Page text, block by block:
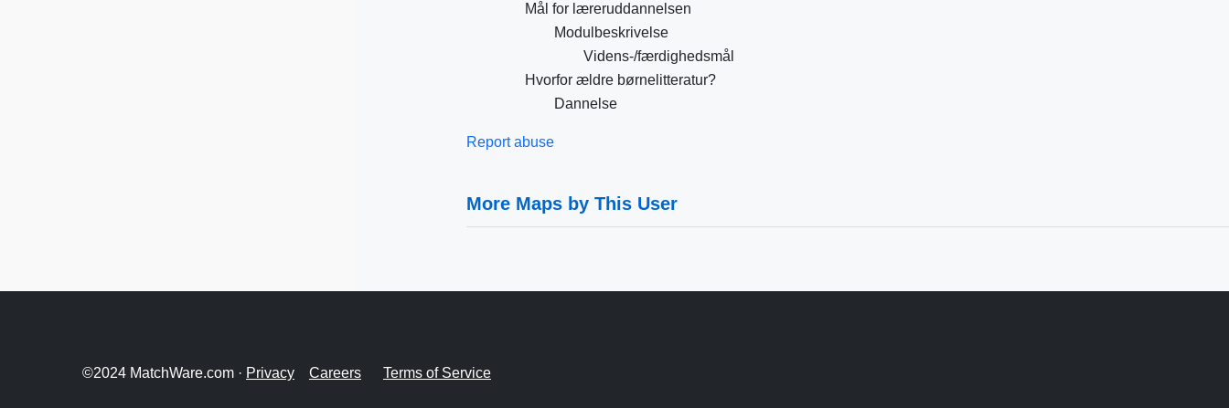
Mål for læreruddannelsen
Modulbeskrivelse
Videns-/færdighedsmål
Hvorfor ældre børnelitteratur?
Dannelse
Report abuse
More Maps by This User
©2024 MatchWare.com · Privacy Careers Terms of Service